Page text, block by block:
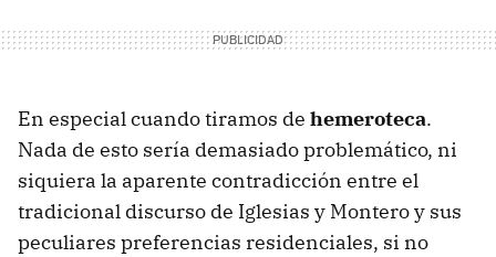
En especial cuando tiramos de hemeroteca.
Nada de esto sería demasiado problemático, ni
siquiera la aparente contradicción entre el
tradicional discurso de Iglesias y Montero y sus
peculiares preferencias residenciales, si no